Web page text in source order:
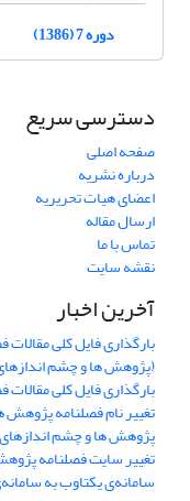
دوره 7 (1386)
دسترسی سریع
صفحه اصلی
درباره نشریه
اعضای هیات تحریریه
ارسال مقاله
تماس با ما
نقشه سایت
آخرین اخبار
(پژوهش ها و چشم
بارگذاری فایل کلی مقالات
تغییر نام فصلنامه
پژوهش ها و چشم
تغییر سایت فصلنامه
سامانه‌ی یکتاوب به